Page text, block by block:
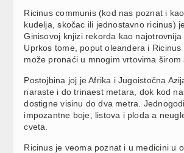
Ricinus communis (kod nas poznat i
kudelja, skočac ili jednostavno ricinus)
Ginisovoj knjizi rekorda kao najotrovnija
Uprkos tome, poput oleandera i Ricinus
može pronaći u mnogim vrtovima širom
Postojbina joj je Afrika i Jugoistočna
naraste i do trinaest metara, dok kod
dostigne visinu do dva metra.
impozantne boje, listova i ploda a
cveta.
Ricinus je veoma poznat i u medicini u